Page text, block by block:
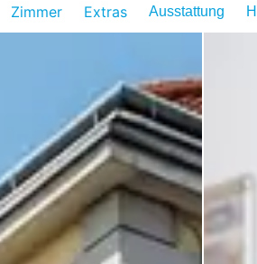
Zimmer Extras Ausstattung